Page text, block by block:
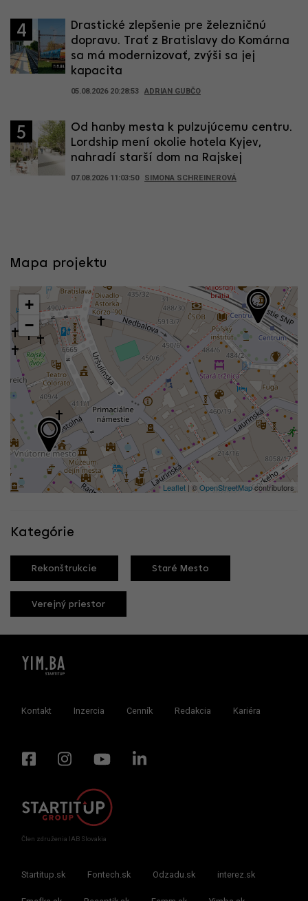
4
Drastické zlepšenie pre železničnú
dopravu. Trať z Bratislavy do Komárna
sa má modernizovať, zvýši sa jej
kapacita
05.08.2026 20:28:53 ADRIAN GUBČO
5
Od hanby mesta k pulzujúcemu centru.
Lordship mení okolie hotela Kyjev,
nahradí starší dom na Rajskej
07.08.2026 11:03:50 SIMONA SCHREINEROVÁ
Mapa projektu
+
−
Leaflet | ©OpenStreetMapcontributors
Kategórie
Rekonštrukcie Staré Mesto
Verejný priestor
Kontakt Inzercia Cenník Redakcia Kariéra
Člen združenia IAB Slovakia
Startitup.sk Fontech.sk Odzadu.sk interez.sk